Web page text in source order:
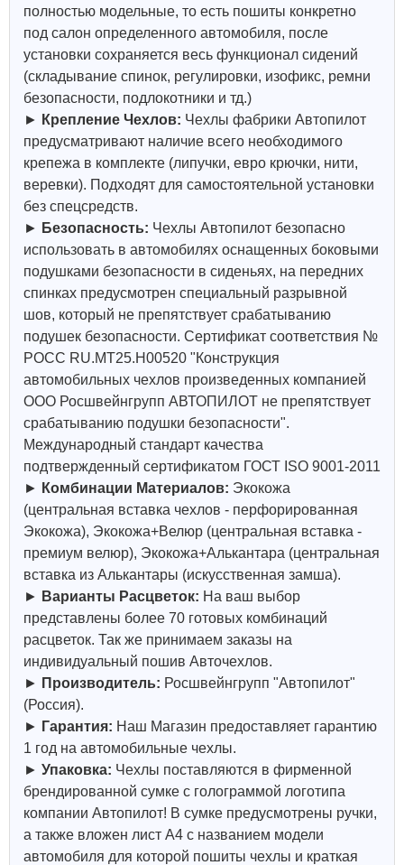
полностью модельные, то есть пошиты конкретно
под салон определенного автомобиля, после
установки сохраняется весь функционал сидений
(складывание спинок, регулировки, изофикс, ремни
безопасности, подлокотники и тд.)
► Крепление Чехлов: Чехлы фабрики Автопилот
предусматривают наличие всего необходимого
крепежа в комплекте (липучки, евро крючки, нити,
веревки). Подходят для самостоятельной установки
без спецсредств.
► Безопасность: Чехлы Автопилот безопасно
использовать в автомобилях оснащенных боковыми
подушками безопасности в сиденьях, на передних
спинках предусмотрен специальный разрывной
шов, который не препятствует срабатыванию
подушек безопасности. Сертификат соответствия №
РОСС RU.МТ25.Н00520 "Конструкция
автомобильных чехлов произведенных компанией
ООО Росшвейнгрупп АВТОПИЛОТ не препятствует
срабатыванию подушки безопасности".
Международный стандарт качества
подтвержденный сертификатом ГОСТ ISO 9001-2011
► Комбинации Материалов: Экокожа
(центральная вставка чехлов - перфорированная
Экокожа), Экокожа+Велюр (центральная вставка -
премиум велюр), Экокожа+Алькантара (центральная
вставка из Алькантары (искусственная замша).
► Варианты Расцветок: На ваш выбор
представлены более 70 готовых комбинаций
расцветок. Так же принимаем заказы на
индивидуальный пошив Авточехлов.
► Производитель: Росшвейнгрупп "Автопилот"
(Россия).
► Гарантия: Наш Магазин предоставляет гарантию
1 год на автомобильные чехлы.
► Упаковка: Чехлы поставляются в фирменной
брендированной сумке с голограммой логотипа
компании Автопилот! В сумке предусмотрены ручки,
а также вложен лист А4 с названием модели
автомобиля для которой пошиты чехлы и краткая